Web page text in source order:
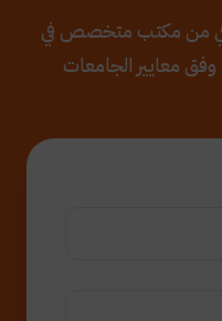
من مكتب متخصص في
معايير الجامعات